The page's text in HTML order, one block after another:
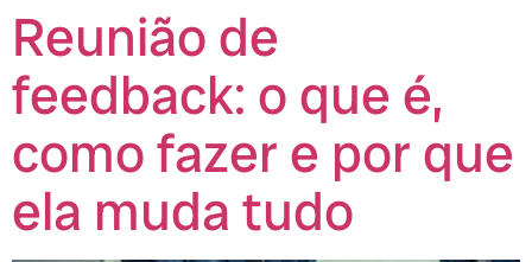
Reunião de
feedback: o que é,
como fazer e por que
ela muda tudo